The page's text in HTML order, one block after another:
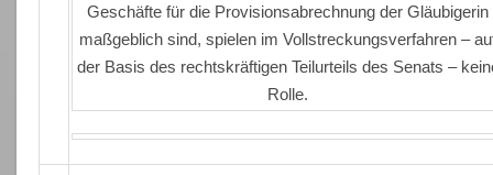
Geschäfte für die Provisionsabrechnung der Gläubigerin
maßgeblich sind, spielen im Vollstreckungsverfahren –
der Basis des rechtskräftigen Teilurteils des Senats –
Rolle.